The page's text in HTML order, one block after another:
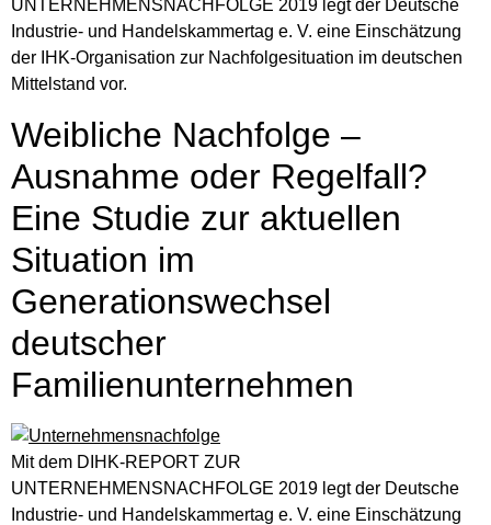
UNTERNEHMENSNACHFOLGE 2019 legt der Deutsche
Industrie- und Handelskammertag e. V. eine Einschätzung
der IHK-Organisation zur Nachfolgesituation im deutschen
Mittelstand vor.
Weibliche Nachfolge –
Ausnahme oder Regelfall?
Eine Studie zur aktuellen
Situation im
Generationswechsel
deutscher
Familienunternehmen
Mit dem DIHK-REPORT ZUR
UNTERNEHMENSNACHFOLGE 2019 legt der Deutsche
Industrie- und Handelskammertag e. V. eine Einschätzung